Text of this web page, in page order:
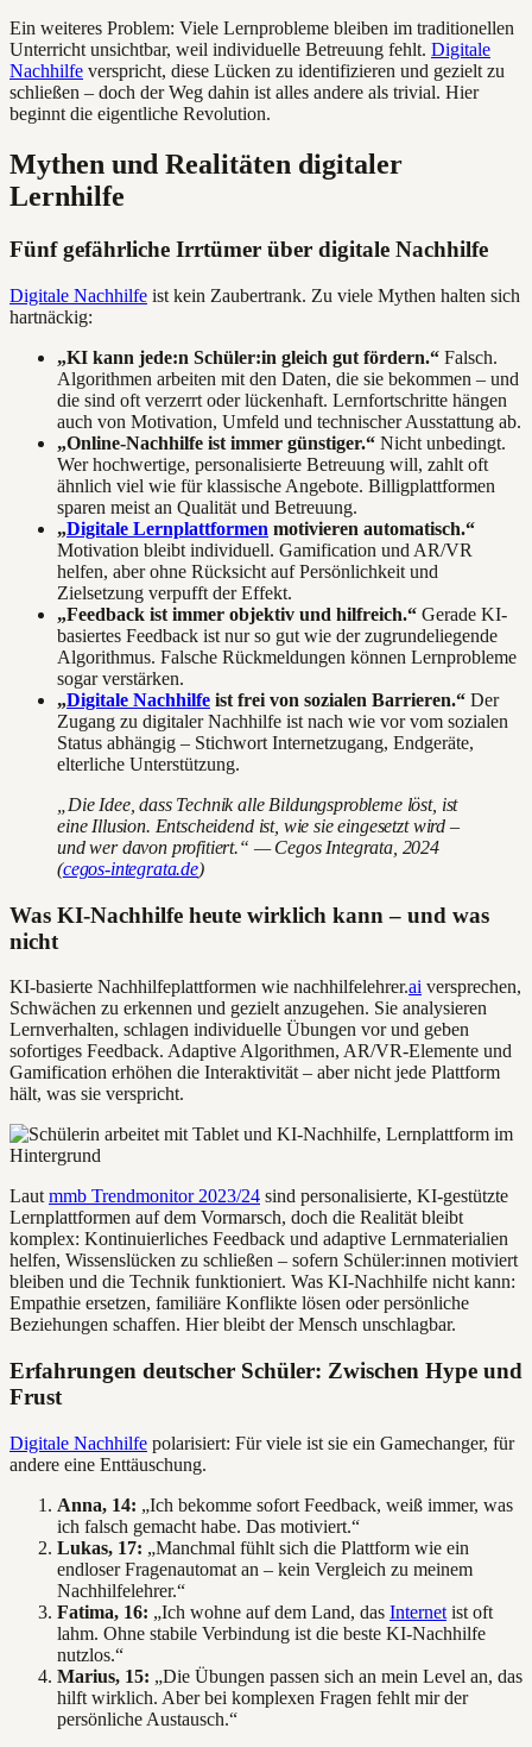
Ein weiteres Problem: Viele Lernprobleme bleiben im traditionellen
Unterricht unsichtbar, weil individuelle Betreuung fehlt. Digitale
Nachhilfe verspricht, diese Lücken zu identifizieren und gezielt zu
schließen – doch der Weg dahin ist alles andere als trivial. Hier
beginnt die eigentliche Revolution.
Mythen und Realitäten digitaler
Lernhilfe
Fünf gefährliche Irrtümer über digitale Nachhilfe
Digitale Nachhilfe ist kein Zaubertrank. Zu viele Mythen halten sich
hartnäckig:
„KI kann jede:n Schüler:in gleich gut fördern.“ Falsch.
Algorithmen arbeiten mit den Daten, die sie bekommen – und
die sind oft verzerrt oder lückenhaft. Lernfortschritte hängen
auch von Motivation, Umfeld und technischer Ausstattung ab.
„Online-Nachhilfe ist immer günstiger.“ Nicht unbedingt.
Wer hochwertige, personalisierte Betreuung will, zahlt oft
ähnlich viel wie für klassische Angebote. Billigplattformen
sparen meist an Qualität und Betreuung.
„Digitale Lernplattformen motivieren automatisch.“
Motivation bleibt individuell. Gamification und AR/VR
helfen, aber ohne Rücksicht auf Persönlichkeit und
Zielsetzung verpufft der Effekt.
„Feedback ist immer objektiv und hilfreich.“ Gerade KI-
basiertes Feedback ist nur so gut wie der zugrundeliegende
Algorithmus. Falsche Rückmeldungen können Lernprobleme
sogar verstärken.
„Digitale Nachhilfe ist frei von sozialen Barrieren.“ Der
Zugang zu digitaler Nachhilfe ist nach wie vor vom sozialen
Status abhängig – Stichwort Internetzugang, Endgeräte,
elterliche Unterstützung.
„Die Idee, dass Technik alle Bildungsprobleme löst, ist
eine Illusion. Entscheidend ist, wie sie eingesetzt wird –
und wer davon profitiert.“ — Cegos Integrata, 2024
(cegos-integrata.de)
Was KI-Nachhilfe heute wirklich kann – und was
nicht
KI-basierte Nachhilfeplattformen wie nachhilfelehrer.ai versprechen,
Schwächen zu erkennen und gezielt anzugehen. Sie analysieren
Lernverhalten, schlagen individuelle Übungen vor und geben
sofortiges Feedback. Adaptive Algorithmen, AR/VR-Elemente und
Gamification erhöhen die Interaktivität – aber nicht jede Plattform
hält, was sie verspricht.
Laut mmb Trendmonitor 2023/24 sind personalisierte, KI-gestützte
Lernplattformen auf dem Vormarsch, doch die Realität bleibt
komplex: Kontinuierliches Feedback und adaptive Lernmaterialien
helfen, Wissenslücken zu schließen – sofern Schüler:innen motiviert
bleiben und die Technik funktioniert. Was KI-Nachhilfe nicht kann:
Empathie ersetzen, familiäre Konflikte lösen oder persönliche
Beziehungen schaffen. Hier bleibt der Mensch unschlagbar.
Erfahrungen deutscher Schüler: Zwischen Hype und
Frust
Digitale Nachhilfe polarisiert: Für viele ist sie ein Gamechanger, für
andere eine Enttäuschung.
Anna, 14: „Ich bekomme sofort Feedback, weiß immer, was
ich falsch gemacht habe. Das motiviert.“
Lukas, 17: „Manchmal fühlt sich die Plattform wie ein
endloser Fragenautomat an – kein Vergleich zu meinem
Nachhilfelehrer.“
Fatima, 16: „Ich wohne auf dem Land, das Internet ist oft
lahm. Ohne stabile Verbindung ist die beste KI-Nachhilfe
nutzlos.“
Marius, 15: „Die Übungen passen sich an mein Level an, das
hilft wirklich. Aber bei komplexen Fragen fehlt mir der
persönliche Austausch.“